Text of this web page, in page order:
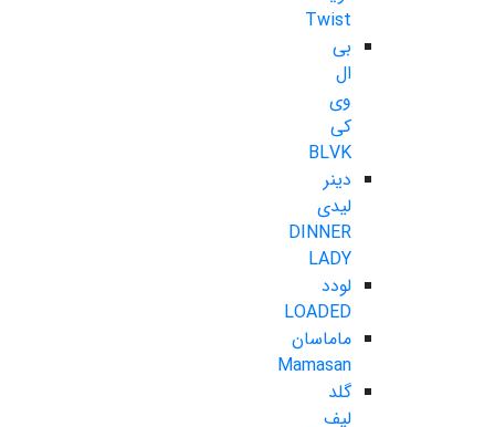
Twist
بی
ال
وی
کی
BLVK
دینر
لیدی
DINNER
LADY
لودد
LOADED
ماماسان
Mamasan
گلد
لیف